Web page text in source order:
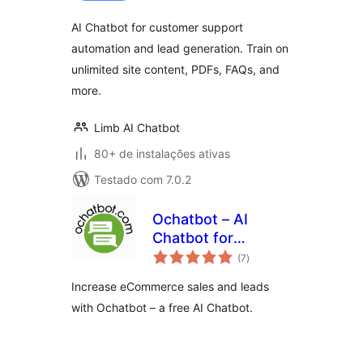
AI Chatbot for customer support
automation and lead generation. Train on
unlimited site content, PDFs, FAQs, and
more.
Limb AI Chatbot
80+ de instalações ativas
Testado com 7.0.2
Ochatbot – AI
Chatbot for
eCommerce &
(7total
de
)
Increase eCommerce sales and leads
with Ochatbot – a free AI Chatbot.